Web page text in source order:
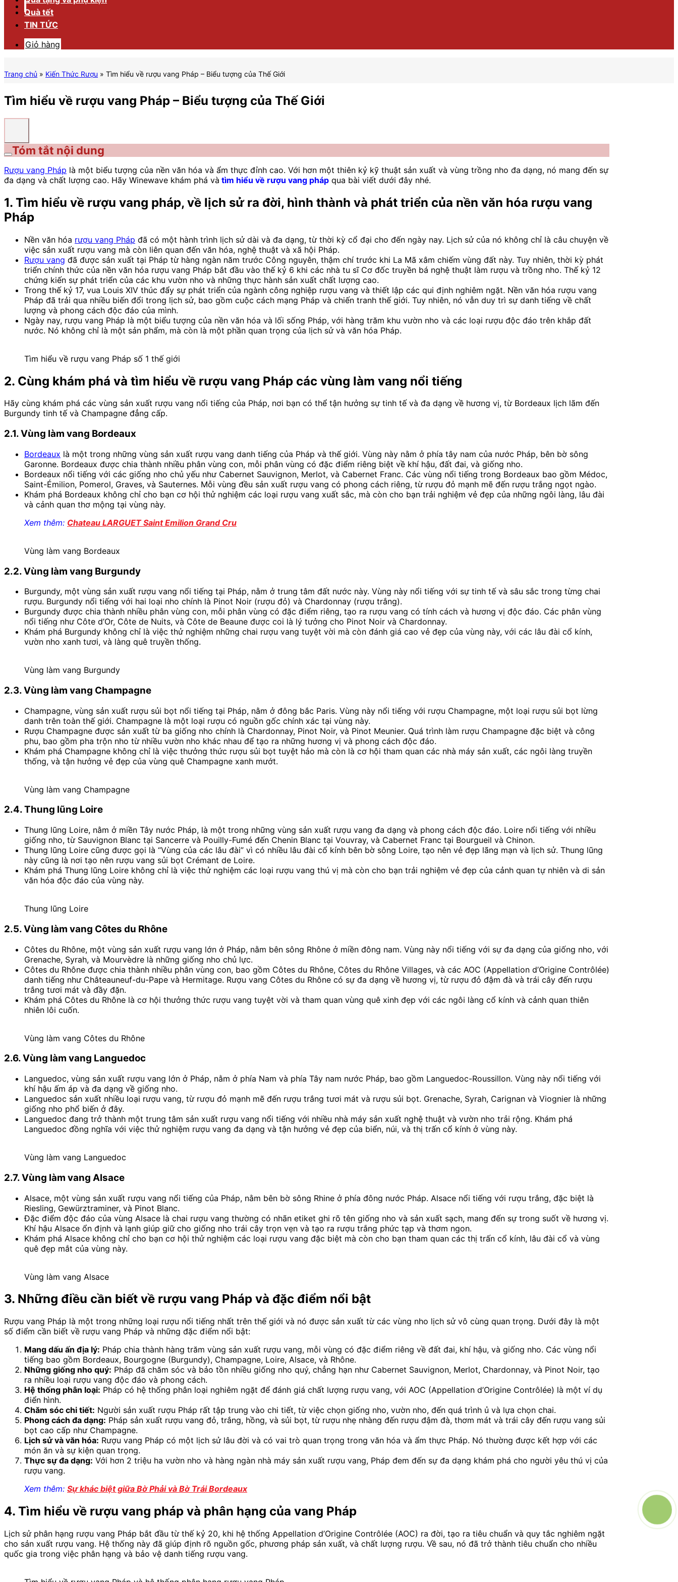
Quà tết
TIN TỨC
Giỏ hàng
Trang chủ » Kiến Thức Rượu » Tìm hiểu về rượu vang Pháp – Biểu tượng của Thế Giới
Tìm hiểu về rượu vang Pháp – Biểu tượng của Thế Giới
Tóm tắt nội dung
Rượu vang Pháp là một biểu tượng của nền văn hóa và ẩm thực đỉnh cao. Với hơn một thiên kỷ kỹ thuật sản xuất và vùng trồng nho đa dạng, nó mang đến sự
đa dạng và chất lượng cao. Hãy Winewave khám phá và tìm hiểu về rượu vang pháp qua bài viết dưới đây nhé.
1. Tìm hiểu về rượu vang pháp, về lịch sử ra đời, hình thành và phát triển của nền văn hóa rượu vang
Pháp
Nền văn hóa rượu vang Pháp đã có một hành trình lịch sử dài và đa dạng, từ thời kỳ cổ đại cho đến ngày nay. Lịch sử của nó không chỉ là câu chuyện về
việc sản xuất rượu vang mà còn liên quan đến văn hóa, nghệ thuật và xã hội Pháp.
Rượu vang đã được sản xuất tại Pháp từ hàng ngàn năm trước Công nguyên, thậm chí trước khi La Mã xâm chiếm vùng đất này. Tuy nhiên, thời kỳ phát
triển chính thức của nền văn hóa rượu vang Pháp bắt đầu vào thế kỷ 6 khi các nhà tu sĩ Cơ đốc truyền bá nghệ thuật làm rượu và trồng nho. Thế kỷ 12
chứng kiến sự phát triển của các khu vườn nho và những thực hành sản xuất chất lượng cao.
Trong thế kỷ 17, vua Louis XIV thúc đẩy sự phát triển của ngành công nghiệp rượu vang và thiết lập các qui định nghiêm ngặt. Nền văn hóa rượu vang
Pháp đã trải qua nhiều biến đổi trong lịch sử, bao gồm cuộc cách mạng Pháp và chiến tranh thế giới. Tuy nhiên, nó vẫn duy trì sự danh tiếng về chất
lượng và phong cách độc đáo của mình.
Ngày nay, rượu vang Pháp là một biểu tượng của nền văn hóa và lối sống Pháp, với hàng trăm khu vườn nho và các loại rượu độc đáo trên khắp đất
nước. Nó không chỉ là một sản phẩm, mà còn là một phần quan trọng của lịch sử và văn hóa Pháp.
Tìm hiểu về rượu vang Pháp số 1 thế giới
2. Cùng khám phá và tìm hiểu về rượu vang Pháp các vùng làm vang nổi tiếng
Hãy cùng khám phá các vùng sản xuất rượu vang nổi tiếng của Pháp, nơi bạn có thể tận hưởng sự tinh tế và đa dạng về hương vị, từ Bordeaux lịch lãm đến
Burgundy tinh tế và Champagne đẳng cấp.
2.1. Vùng làm vang Bordeaux
Bordeaux là một trong những vùng sản xuất rượu vang danh tiếng của Pháp và thế giới. Vùng này nằm ở phía tây nam của nước Pháp, bên bờ sông
Garonne. Bordeaux được chia thành nhiều phân vùng con, mỗi phân vùng có đặc điểm riêng biệt về khí hậu, đất đai, và giống nho.
Bordeaux nổi tiếng với các giống nho chủ yếu như Cabernet Sauvignon, Merlot, và Cabernet Franc. Các vùng nổi tiếng trong Bordeaux bao gồm Médoc,
Saint-Émilion, Pomerol, Graves, và Sauternes. Mỗi vùng đều sản xuất rượu vang có phong cách riêng, từ rượu đỏ mạnh mẽ đến rượu trắng ngọt ngào.
Khám phá Bordeaux không chỉ cho bạn cơ hội thử nghiệm các loại rượu vang xuất sắc, mà còn cho bạn trải nghiệm vẻ đẹp của những ngôi làng, lâu đài
và cảnh quan thơ mộng tại vùng này.
Xem thêm: Chateau LARGUET Saint Emilion Grand Cru
Vùng làm vang Bordeaux
2.2. Vùng làm vang Burgundy
Burgundy, một vùng sản xuất rượu vang nổi tiếng tại Pháp, nằm ở trung tâm đất nước này. Vùng này nổi tiếng với sự tinh tế và sâu sắc trong từng chai
rượu. Burgundy nổi tiếng với hai loại nho chính là Pinot Noir (rượu đỏ) và Chardonnay (rượu trắng).
Burgundy được chia thành nhiều phân vùng con, mỗi phân vùng có đặc điểm riêng, tạo ra rượu vang có tính cách và hương vị độc đáo. Các phân vùng
nổi tiếng như Côte d’Or, Côte de Nuits, và Côte de Beaune được coi là lý tưởng cho Pinot Noir và Chardonnay.
Khám phá Burgundy không chỉ là việc thử nghiệm những chai rượu vang tuyệt vời mà còn đánh giá cao vẻ đẹp của vùng này, với các lâu đài cổ kính,
vườn nho xanh tươi, và làng quê truyền thống.
Vùng làm vang Burgundy
2.3. Vùng làm vang Champagne
Champagne, vùng sản xuất rượu sủi bọt nổi tiếng tại Pháp, nằm ở đông bắc Paris. Vùng này nổi tiếng với rượu Champagne, một loại rượu sủi bọt lừng
danh trên toàn thế giới. Champagne là một loại rượu có nguồn gốc chính xác tại vùng này.
Rượu Champagne được sản xuất từ ba giống nho chính là Chardonnay, Pinot Noir, và Pinot Meunier. Quá trình làm rượu Champagne đặc biệt và công
phu, bao gồm pha trộn nho từ nhiều vườn nho khác nhau để tạo ra những hương vị và phong cách độc đáo.
Khám phá Champagne không chỉ là việc thưởng thức rượu sủi bọt tuyệt hảo mà còn là cơ hội tham quan các nhà máy sản xuất, các ngôi làng truyền
thống, và tận hưởng vẻ đẹp của vùng quê Champagne xanh mướt.
Vùng làm vang Champagne
2.4. Thung lũng Loire
Thung lũng Loire, nằm ở miền Tây nước Pháp, là một trong những vùng sản xuất rượu vang đa dạng và phong cách độc đáo. Loire nổi tiếng với nhiều
giống nho, từ Sauvignon Blanc tại Sancerre và Pouilly-Fumé đến Chenin Blanc tại Vouvray, và Cabernet Franc tại Bourgueil và Chinon.
Thung lũng Loire cũng được gọi là “Vùng của các lâu đài” vì có nhiều lâu đài cổ kính bên bờ sông Loire, tạo nên vẻ đẹp lãng mạn và lịch sử. Thung lũng
này cũng là nơi tạo nên rượu vang sủi bọt Crémant de Loire.
Khám phá Thung lũng Loire không chỉ là việc thử nghiệm các loại rượu vang thú vị mà còn cho bạn trải nghiệm vẻ đẹp của cảnh quan tự nhiên và di sản
văn hóa độc đáo của vùng này.
Thung lũng Loire
2.5. Vùng làm vang Côtes du Rhône
Côtes du Rhône, một vùng sản xuất rượu vang lớn ở Pháp, nằm bên sông Rhône ở miền đông nam. Vùng này nổi tiếng với sự đa dạng của giống nho, với
Grenache, Syrah, và Mourvèdre là những giống nho chủ lực.
Côtes du Rhône được chia thành nhiều phân vùng con, bao gồm Côtes du Rhône, Côtes du Rhône Villages, và các AOC (Appellation d’Origine Contrôlée)
danh tiếng như Châteauneuf-du-Pape và Hermitage. Rượu vang Côtes du Rhône có sự đa dạng về hương vị, từ rượu đỏ đậm đà và trái cây đến rượu
trắng tươi mát và đầy đặn.
Khám phá Côtes du Rhône là cơ hội thưởng thức rượu vang tuyệt vời và tham quan vùng quê xinh đẹp với các ngôi làng cổ kính và cảnh quan thiên
nhiên lôi cuốn.
Vùng làm vang Côtes du Rhône
2.6. Vùng làm vang Languedoc
Languedoc, vùng sản xuất rượu vang lớn ở Pháp, nằm ở phía Nam và phía Tây nam nước Pháp, bao gồm Languedoc-Roussillon. Vùng này nổi tiếng với
khí hậu ấm áp và đa dạng về giống nho.
Languedoc sản xuất nhiều loại rượu vang, từ rượu đỏ mạnh mẽ đến rượu trắng tươi mát và rượu sủi bọt. Grenache, Syrah, Carignan và Viognier là những
giống nho phổ biến ở đây.
Languedoc đang trở thành một trung tâm sản xuất rượu vang nổi tiếng với nhiều nhà máy sản xuất nghệ thuật và vườn nho trải rộng. Khám phá
Languedoc đồng nghĩa với việc thử nghiệm rượu vang đa dạng và tận hưởng vẻ đẹp của biển, núi, và thị trấn cổ kính ở vùng này.
Vùng làm vang Languedoc
2.7. Vùng làm vang Alsace
Alsace, một vùng sản xuất rượu vang nổi tiếng của Pháp, nằm bên bờ sông Rhine ở phía đông nước Pháp. Alsace nổi tiếng với rượu trắng, đặc biệt là
Riesling, Gewürztraminer, và Pinot Blanc.
Đặc điểm độc đáo của vùng Alsace là chai rượu vang thường có nhãn etiket ghi rõ tên giống nho và sản xuất sạch, mang đến sự trong suốt về hương vị.
Khí hậu Alsace ổn định và lạnh giúp giữ cho giống nho trái cây trọn vẹn và tạo ra rượu trắng phức tạp và thơm ngon.
Khám phá Alsace không chỉ cho bạn cơ hội thử nghiệm các loại rượu vang đặc biệt mà còn cho bạn tham quan các thị trấn cổ kính, lâu đài cổ và vùng
quê đẹp mắt của vùng này.
Vùng làm vang Alsace
3. Những điều cần biết về rượu vang Pháp và đặc điểm nổi bật
Rượu vang Pháp là một trong những loại rượu nổi tiếng nhất trên thế giới và nó được sản xuất từ các vùng nho lịch sử vô cùng quan trọng. Dưới đây là một
số điểm cần biết về rượu vang Pháp và những đặc điểm nổi bật:
Mang dấu ấn địa lý: Pháp chia thành hàng trăm vùng sản xuất rượu vang, mỗi vùng có đặc điểm riêng về đất đai, khí hậu, và giống nho. Các vùng nổi
tiếng bao gồm Bordeaux, Bourgogne (Burgundy), Champagne, Loire, Alsace, và Rhône.
Những giống nho quý: Pháp đã chăm sóc và bảo tồn nhiều giống nho quý, chẳng hạn như Cabernet Sauvignon, Merlot, Chardonnay, và Pinot Noir, tạo
ra nhiều loại rượu vang độc đáo và phong cách.
Hệ thống phân loại: Pháp có hệ thống phân loại nghiêm ngặt để đánh giá chất lượng rượu vang, với AOC (Appellation d’Origine Contrôlée) là một ví dụ
điển hình.
Chăm sóc chi tiết: Người sản xuất rượu Pháp rất tập trung vào chi tiết, từ việc chọn giống nho, vườn nho, đến quá trình ủ và lựa chọn chai.
Phong cách đa dạng: Pháp sản xuất rượu vang đỏ, trắng, hồng, và sủi bọt, từ rượu nhẹ nhàng đến rượu đậm đà, thơm mát và trái cây đến rượu vang sủi
bọt cao cấp như Champagne.
Lịch sử và văn hóa: Rượu vang Pháp có một lịch sử lâu đời và có vai trò quan trọng trong văn hóa và ẩm thực Pháp. Nó thường được kết hợp với các
món ăn và sự kiện quan trọng.
Thực sự đa dạng: Với hơn 2 triệu ha vườn nho và hàng ngàn nhà máy sản xuất rượu vang, Pháp đem đến sự đa dạng khám phá cho người yêu thú vị của
rượu vang.
Xem thêm: Sự khác biệt giữa Bờ Phải và Bờ Trái Bordeaux
4. Tìm hiểu về rượu vang pháp và phân hạng của vang Pháp
Lịch sử phân hạng rượu vang Pháp bắt đầu từ thế kỷ 20, khi hệ thống Appellation d’Origine Contrôlée (AOC) ra đời, tạo ra tiêu chuẩn và quy tắc nghiêm ngặt
cho sản xuất rượu vang. Hệ thống này đã giúp định rõ nguồn gốc, phương pháp sản xuất, và chất lượng rượu. Về sau, nó đã trở thành tiêu chuẩn cho nhiều
quốc gia trong việc phân hạng và bảo vệ danh tiếng rượu vang.